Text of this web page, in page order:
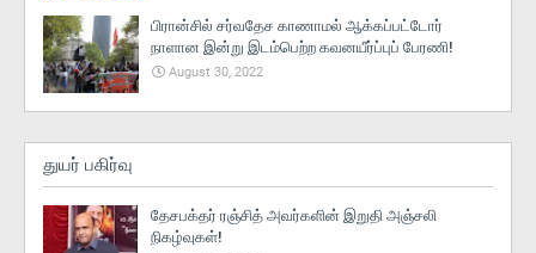
பிரான்சில் சர்வதேச காணாமல் ஆக்கப்பட்டோர்
நாளான இன்று இடம்பெற்ற கவனயீர்ப்புப் பேரணி!
August 30, 2022
துயர் பகிர்வு
தேசபக்தர் ரஞ்சித் அவர்களின் இறுதி அஞ்சலி
நிகழ்வுகள்!